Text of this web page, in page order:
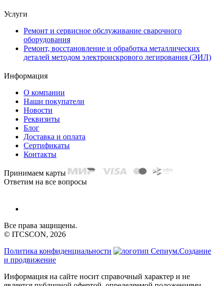
Услуги
Ремонт и сервисное обслуживание сварочного
оборудования
Ремонт, восстановление и обработка металлических
деталей методом электроискрового легирования (ЭИЛ)
Информация
О компании
Наши покупатели
Новости
Реквизиты
Блог
Доставка и оплата
Сертификаты
Контакты
Принимаем карты
Ответим на все вопросы
Все права защищены.
© ITCSCON, 2026
Политика конфиденциальности
Создание
и продвижение
Информация на сайте носит справочный характер и не